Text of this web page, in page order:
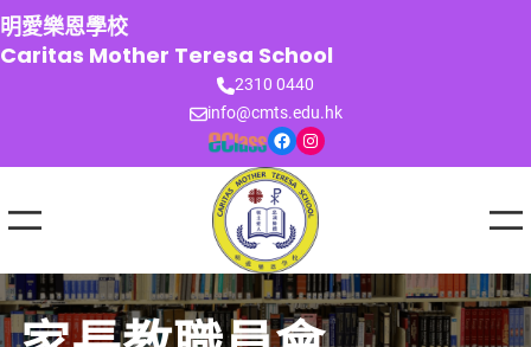
跳
至
主
明愛樂恩學校
Caritas Mother Teresa School
2310 0440
info@cmts.edu.hk
Facebook Instagram